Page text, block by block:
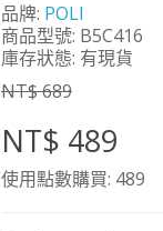
品牌: POLI
商品型號: B5C416
庫存狀態: 有現貨
NT$ 689
NT$ 489
使用點數購買: 489